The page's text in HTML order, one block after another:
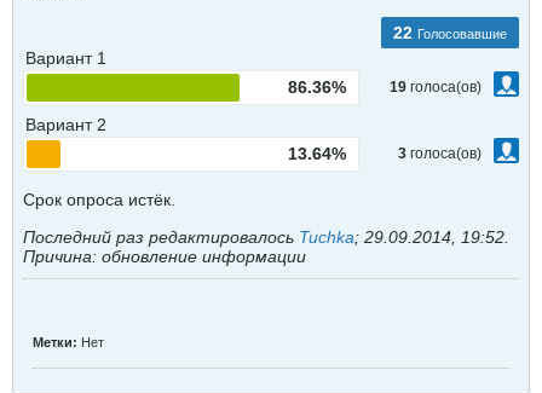
22 Голосовавшие
Вариант 1
86.36%
19 голоса(ов)
Вариант 2
13.64%
3 голоса(ов)
Срок опроса истёк.
Последний раз редактировалось Tuchka; 29.09.2014, 19:52
Причина: обновление информации
Метки: Нет